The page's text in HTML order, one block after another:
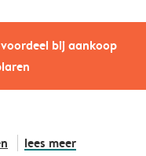
bij aankoop
lees meer